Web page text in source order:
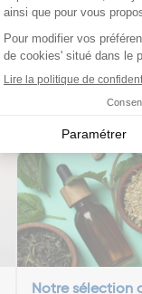
2)Naturally
Notre sélection